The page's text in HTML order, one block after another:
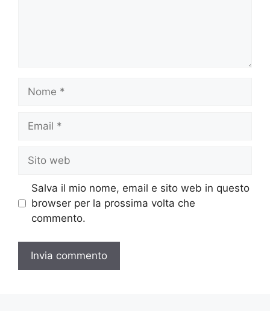
Nome
Email
Sito
web
Salva il mio nome, email e sito web in questo
browser per la prossima volta che
commento.